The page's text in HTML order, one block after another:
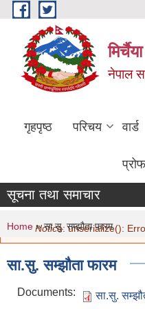
Skip to main content
नेपाल
गृहपृष्ठ परिचय वार्ड
सूचना तथा समाचार
Error
Notice: unserialize():
You are here
Home » सा.सु. सम्झौता फारम
सा.सु. सम्झौता फारम
Documents: सा.सु.